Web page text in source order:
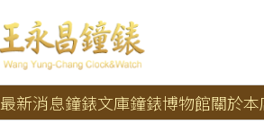
最新消息鐘錶文庫鐘錶博物館關於本